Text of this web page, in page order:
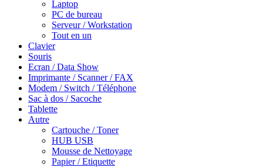
Laptop
PC de bureau
Serveur / Workstation
Tout en un
Clavier
Souris
Ecran / Data Show
Imprimante / Scanner / FAX
Modem / Switch / Téléphone
Sac à dos / Sacoche
Tablette
Autre
Cartouche / Toner
HUB USB
Mousse de Nettoyage
Papier / Etiquette